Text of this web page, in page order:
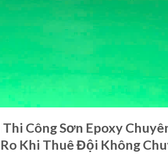
Công Sơn Epoxy
Khi Thuê Đội Không